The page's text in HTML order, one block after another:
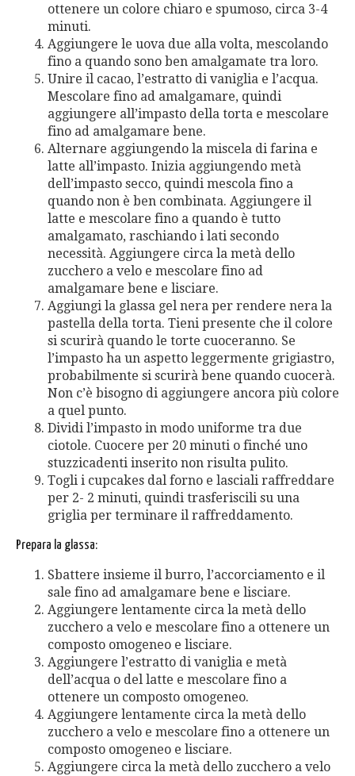
ottenere un colore chiaro e spumoso, circa 3-4
minuti.
Aggiungere le uova due alla volta, mescolando
fino a quando sono ben amalgamate tra loro.
Unire il cacao, l’estratto di vaniglia e l’acqua.
Mescolare fino ad amalgamare, quindi
aggiungere all’impasto della torta e mescolare
fino ad amalgamare bene.
Alternare aggiungendo la miscela di farina e
latte all’impasto. Inizia aggiungendo metà
dell’impasto secco, quindi mescola fino a
quando non è ben combinata. Aggiungere il
latte e mescolare fino a quando è tutto
amalgamato, raschiando i lati secondo
necessità. Aggiungere circa la metà dello
zucchero a velo e mescolare fino ad
amalgamare bene e lisciare.
Aggiungi la glassa gel nera per rendere nera la
pastella della torta. Tieni presente che il colore
si scurirà quando le torte cuoceranno. Se
l’impasto ha un aspetto leggermente grigiastro,
probabilmente si scurirà bene quando cuocerà.
Non c’è bisogno di aggiungere ancora più colore
a quel punto.
Dividi l’impasto in modo uniforme tra due
ciotole. Cuocere per 20 minuti o finché uno
stuzzicadenti inserito non risulta pulito.
Togli i cupcakes dal forno e lasciali raffreddare
per 2- 2 minuti, quindi trasferiscili su una
griglia per terminare il raffreddamento.
Prepara la glassa:
Sbattere insieme il burro, l’accorciamento e il
sale fino ad amalgamare bene e lisciare.
Aggiungere lentamente circa la metà dello
zucchero a velo e mescolare fino a ottenere un
composto omogeneo e lisciare.
Aggiungere l’estratto di vaniglia e metà
dell’acqua o del latte e mescolare fino a
ottenere un composto omogeneo.
Aggiungere lentamente circa la metà dello
zucchero a velo e mescolare fino a ottenere un
composto omogeneo e lisciare.
Aggiungere circa la metà dello zucchero a velo